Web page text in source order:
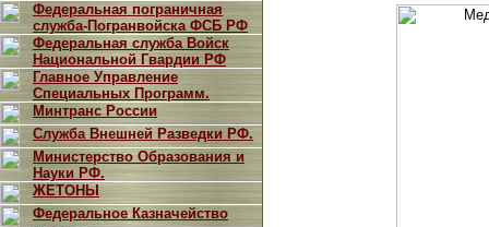
Федеральная пограничная
служба-Погранвойска ФСБ РФ
Федеральная служба Войск
Национальной Гвардии РФ
Главное Управление
Специальных Программ.
Минтранс России
Служба Внешней Разведки РФ.
Министерство Образования и
Науки РФ.
ЖЕТОНЫ
Федеральное Казначейство